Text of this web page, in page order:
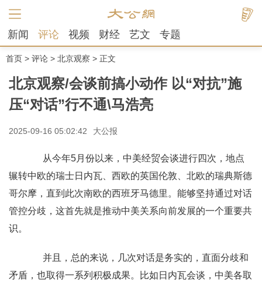
新闻 评论 视频 财经 艺文 专题
首页 > 评论 > 北京观察 > 正文
北京观察/会谈前搞小动作 以“对抗”施
压“对话”行不通\马浩亮
2025-09-16 05:02:42 大公报
从今年5月份以来，中美经贸会谈进行四次，地点
辗转中欧的瑞士日内瓦、西欧的英国伦敦、北欧的瑞典斯德
哥尔摩，直到此次南欧的西班牙马德里。能够坚持通过对话
管控分歧，这首先就是推动中美关系向前发展的一个重要共
识。
并且，总的来说，几次对话是务实的，直面分歧和
矛盾，也取得一系列积极成果。比如日内瓦会谈，中美各取